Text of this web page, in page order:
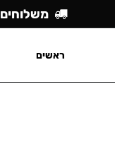
משלוחים
ראשים